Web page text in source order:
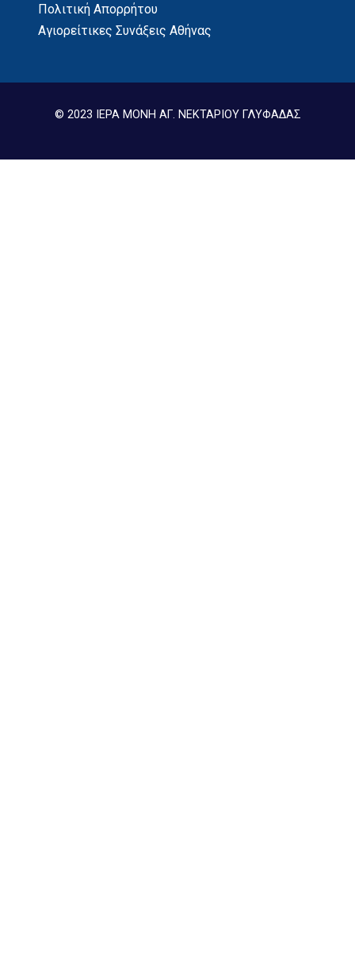
Πολιτική Απορρήτου
Αγιορείτικες Συνάξεις Αθήνας
© 2023 ΙΕΡΑ ΜΟΝΗ ΑΓ. ΝΕΚΤΑΡΙΟΥ ΓΛΥΦΑΔΑΣ